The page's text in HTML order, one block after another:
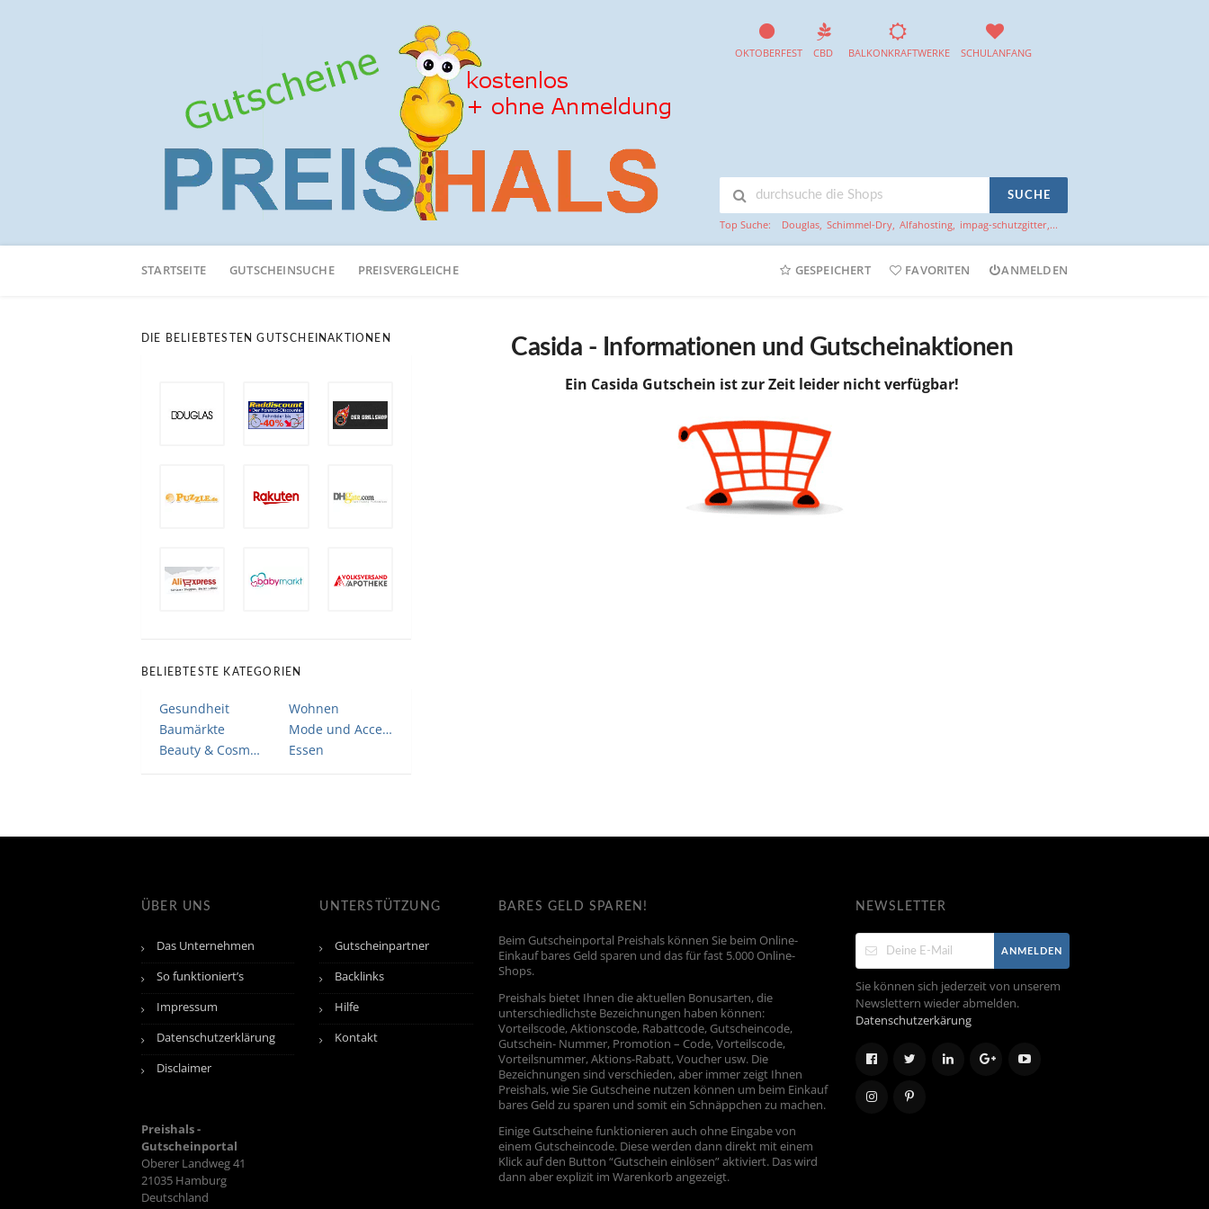
OKTOBERFEST CBD BALKONKRAFTWERKE SCHULANFANG
SUCHE
Top Suche: Douglas, Schimmel-Dry, Alfahosting, impag-schutzgitter,...
Online-
STARTSEITE GUTSCHEINSUCHE PREISVERGLEICHE GESPEICHERT FAVORITEN ANMELDEN
Casida - Informationen und Gutscheinaktionen
Ein Casida Gutschein ist zur Zeit leider nicht verfügbar!
DIE BELIEBTESTEN GUTSCHEINAKTIONEN
BELIEBTESTE KATEGORIEN
Gesundheit
Wohnen
Baumärkte
Mode und Accessoires
Beauty & Cosmetic
Essen
ÜBER UNS
Das Unternehmen
So funktioniert’s
Impressum
Datenschutzerklärung
Disclaimer
Preishals -
Gutscheinportal
Oberer Landweg 41
21035 Hamburg
Deutschland
UNTERSTÜTZUNG
Gutscheinpartner
Backlinks
Hilfe
Kontakt
BARES GELD SPAREN!
Beim Gutscheinportal Preishals können Sie beim Online-
Einkauf bares Geld sparen und das für fast 5.000 Online-
Shops.
Preishals bietet Ihnen die aktuellen Bonusarten, die
unterschiedlichste Bezeichnungen haben können:
Vorteilscode, Aktionscode, Rabattcode, Gutscheincode,
Gutschein- Nummer, Promotion – Code, Vorteilscode,
Vorteilsnummer, Aktions-Rabatt, Voucher usw. Die
Bezeichnungen sind verschieden, aber immer zeigt Ihnen
Preishals, wie Sie Gutscheine nutzen können um beim Einkauf
bares Geld zu sparen und somit ein Schnäppchen zu machen.
Einige Gutscheine funktionieren auch ohne Eingabe von
einem Gutscheincode. Diese werden dann direkt mit einem
Klick auf den Button “Gutschein einlösen” aktiviert. Das wird
dann aber explizit im Warenkorb angezeigt.
NEWSLETTER
ANMELDEN
Sie können sich jederzeit von unserem
Newslettern wieder abmelden.
Datenschutzerkärung